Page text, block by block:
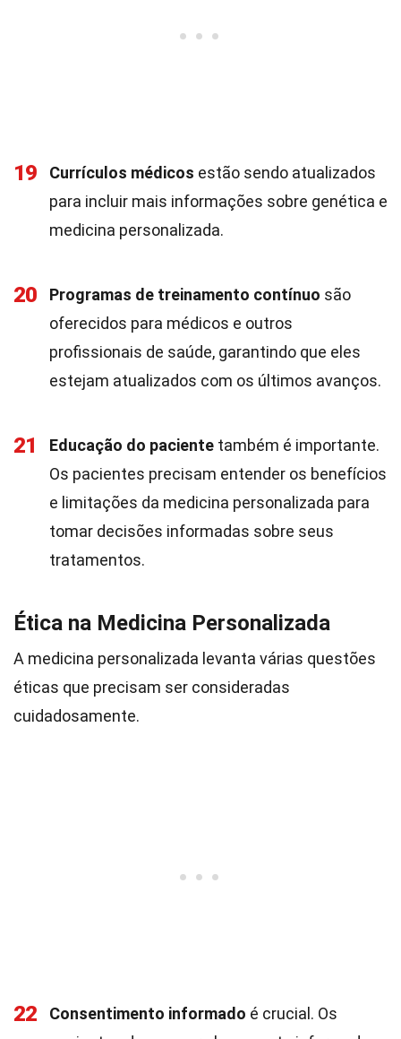
19 Currículos médicos estão sendo atualizados
para incluir mais informações sobre genética e
medicina personalizada.
20 Programas de treinamento contínuo são
oferecidos para médicos e outros
profissionais de saúde, garantindo que eles
estejam atualizados com os últimos avanços.
21 Educação do paciente também é importante.
Os pacientes precisam entender os benefícios
e limitações da medicina personalizada para
tomar decisões informadas sobre seus
tratamentos.
Ética na Medicina Personalizada
A medicina personalizada levanta várias questões
éticas que precisam ser consideradas
cuidadosamente.
22 Consentimento informado é crucial. Os